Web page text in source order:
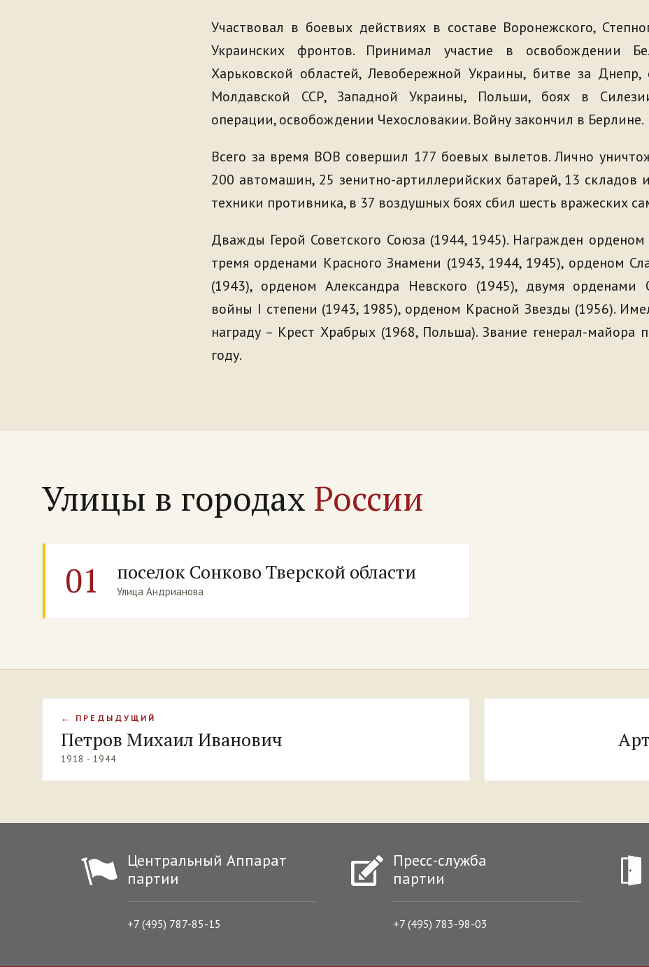
Участвовал в боевых действиях в составе Воронежского,
Украинских фронтов. Принимал участие в освобождении
Харьковской областей, Левобережной Украины, битве за Днепр,
Молдавской ССР, Западной Украины, Польши, боях в
операции, освобождении Чехословакии. Войну закончил в Берлине.
Всего за время ВОВ совершил 177 боевых вылетов. Лично
200 автомашин, 25 зенитно-артиллерийских батарей, 13 складов
техники противника, в 37 воздушных боях сбил шесть вражеских
Дважды Герой Советского Союза (1944, 1945). Награжден орденом
тремя орденами Красного Знамени (1943, 1944, 1945), орденом
(1943), орденом Александра Невского (1945), двумя орденами
войны I степени (1943, 1985), орденом Красной Звезды (1956).
награду – Крест Храбрых (1968, Польша). Звание генерал-майора
году.
Улицы в городах России
01 поселок Сонково Тверской области
Улица Андрианова
← ПРЕДЫДУЩИЙ
Петров Михаил Иванович
1918 - 1944
Центральный Аппарат
партии
+7 (495) 787-85-15
Пресс-служба
партии
+7 (495) 783-98-03